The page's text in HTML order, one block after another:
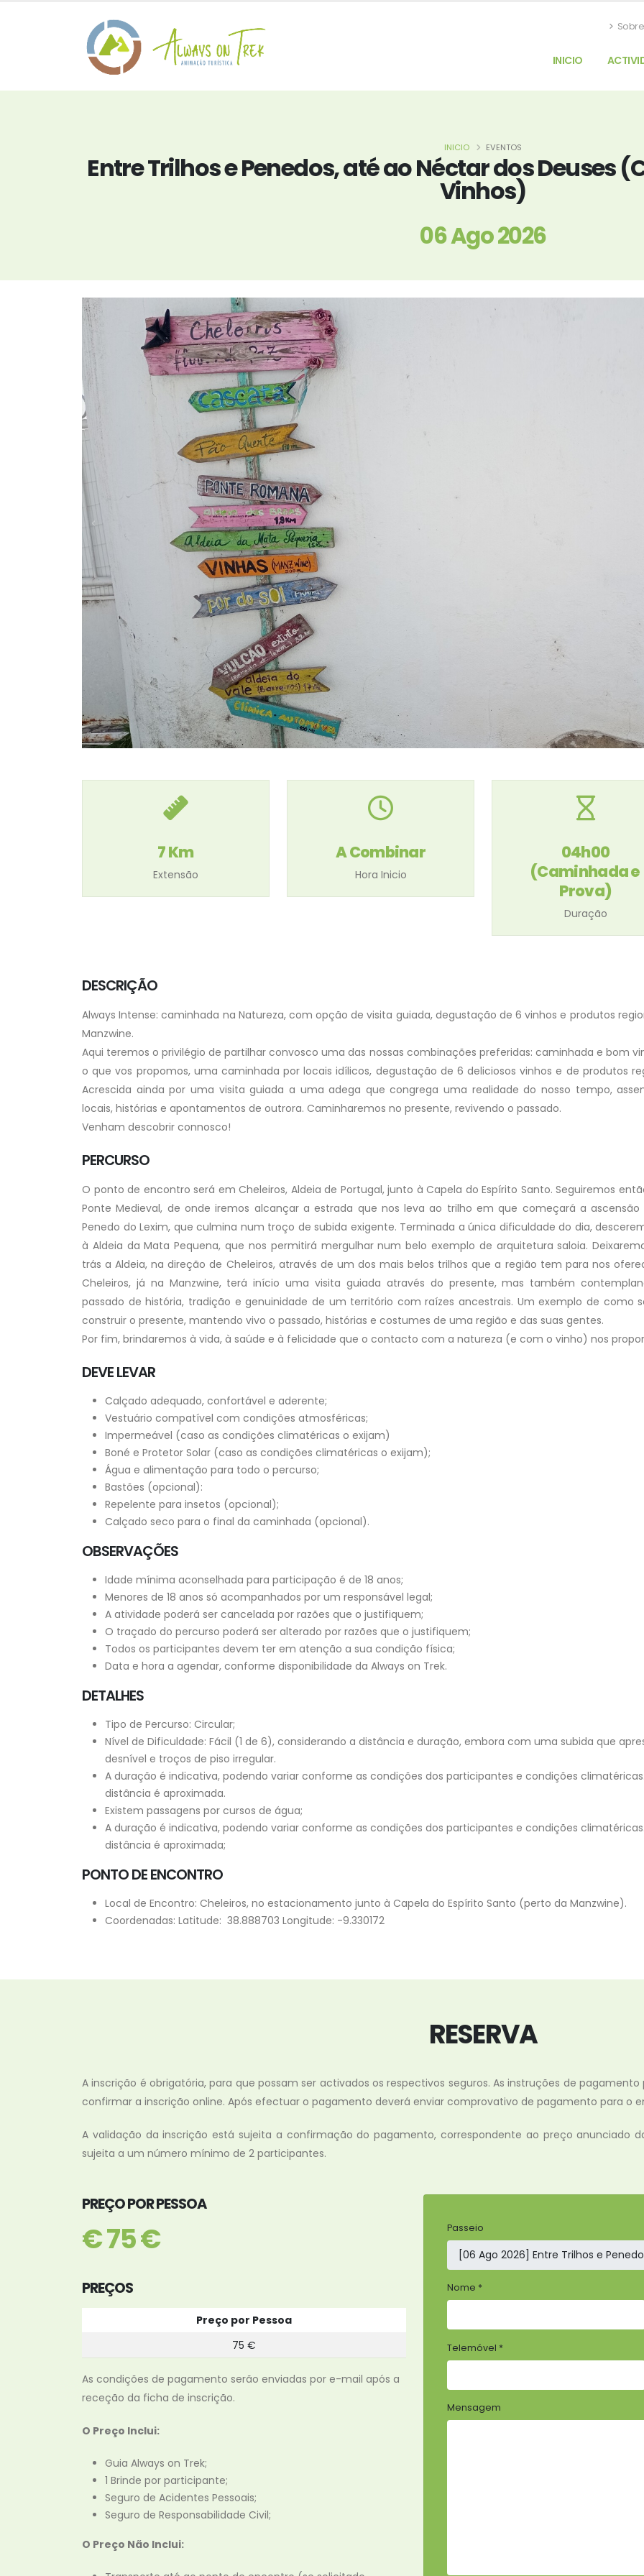
INICIO
Entre Trilhos e Penedos, até ao Néctar dos Deuses
Vinhos)
06 Ago 2026
INICIO EVENTOS
7 Km
Extensão
A Combinar
Hora Inicio
04h00
(Caminhada e
Prova)
Duração
DESCRIÇÃO
Always Intense: caminhada na Natureza, com opção de visita guiada, degustação de 6 vinhos e produtos
Manzwine.
Aqui teremos o privilégio de partilhar convosco uma das nossas combinações preferidas: caminhada e bom
o que vos propomos, uma caminhada por locais idílicos, degustação de 6 deliciosos vinhos e de produtos
Acrescida ainda por uma visita guiada a uma adega que congrega uma realidade do nosso tempo,
locais, histórias e apontamentos de outrora. Caminharemos no presente, revivendo o passado.
Venham descobrir connosco!
PERCURSO
O ponto de encontro será em Cheleiros, Aldeia de Portugal, junto à Capela do Espírito Santo. Seguiremos
Ponte Medieval, de onde iremos alcançar a estrada que nos leva ao trilho em que começará a
Penedo do Lexim, que culmina num troço de subida exigente. Terminada a única dificuldade do dia,
à Aldeia da Mata Pequena, que nos permitirá mergulhar num belo exemplo de arquitetura saloia.
trás a Aldeia, na direção de Cheleiros, através de um dos mais belos trilhos que a região tem para nos
Cheleiros, já na Manzwine, terá início uma visita guiada através do presente, mas também
passado de história, tradição e genuinidade de um território com raízes ancestrais. Um exemplo de como
construir o presente, mantendo vivo o passado, histórias e costumes de uma região e das suas gentes.
Por fim, brindaremos à vida, à saúde e à felicidade que o contacto com a natureza (e com o vinho) nos
DEVE LEVAR
Calçado adequado, confortável e aderente;
Vestuário compatível com condições atmosféricas;
Impermeável (caso as condições climatéricas o exijam)
Boné e Protetor Solar (caso as condições climatéricas o exijam);
Água e alimentação para todo o percurso;
Bastões (opcional):
Repelente para insetos (opcional);
Calçado seco para o final da caminhada (opcional).
OBSERVAÇÕES
Idade mínima aconselhada para participação é de 18 anos;
Menores de 18 anos só acompanhados por um responsável legal;
A atividade poderá ser cancelada por razões que o justifiquem;
O traçado do percurso poderá ser alterado por razões que o justifiquem;
Todos os participantes devem ter em atenção a sua condição física;
Data e hora a agendar, conforme disponibilidade da Always on Trek.
DETALHES
Tipo de Percurso: Circular;
Nível de Dificuldade: Fácil (1 de 6), considerando a distância e duração, embora com uma subida que
desnível e troços de piso irregular.
A duração é indicativa, podendo variar conforme as condições dos participantes e condições
distância é aproximada.
Existem passagens por cursos de água;
A duração é indicativa, podendo variar conforme as condições dos participantes e condições
distância é aproximada;
PONTO DE ENCONTRO
Local de Encontro: Cheleiros, no estacionamento junto à Capela do Espírito Santo (perto da Manzwine).
Coordenadas: Latitude: 38.888703 Longitude: -9.330172
RESERVA
A inscrição é obrigatória, para que possam ser activados os respectivos seguros. As instruções de
confirmar a inscrição online. Após efectuar o pagamento deverá enviar comprovativo de pagamento para o
A validação da inscrição está sujeita a confirmação do pagamento, correspondente ao preço anunciado
sujeita a um número mínimo de 2 participantes.
PREÇO POR PESSOA
€ 75 €
PREÇOS
Preço por Pessoa
75 €
As condições de pagamento serão enviadas por e-mail após a
receção da ficha de inscrição.
O Preço Inclui:
Guia Always on Trek;
1 Brinde por participante;
Seguro de Acidentes Pessoais;
Seguro de Responsabilidade Civil;
O Preço Não Inclui:
Passeio
Nome *
Telemóvel *
Mensagem